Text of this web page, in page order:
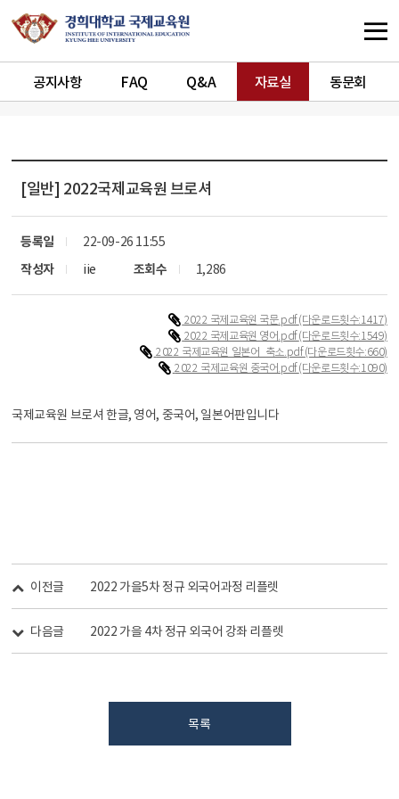
공지사항 FAQ Q&A 자료실 동문회
[일반] 2022국제교육원 브로셔
등록일
22-09-26 11:55
작성자
iie 조회수 1,286
2022 국제교육원 국문.pdf(다운로드횟수:1417)
2022 국제교육원 영어.pdf(다운로드횟수:1549)
2022 국제교육원 일본어_축소.pdf(다운로드횟수:660)
2022 국제교육원 중국어.pdf(다운로드횟수:1090)
국제교육원 브로셔 한글, 영어, 중국어, 일본어판입니다
이전글 2022 가을5차 정규 외국어과정 리플렛
다음글 2022 가을 4차 정규 외국어 강좌 리플렛
목록